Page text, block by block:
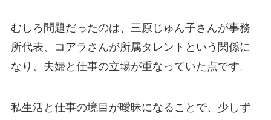
むしろ問題だったのは、三原じゅん子さんが事務
所代表、コアラさんが所属タレントという関係に
なり、夫婦と仕事の立場が重なっていた点です。
私生活と仕事の境目が曖昧になることで、少しず